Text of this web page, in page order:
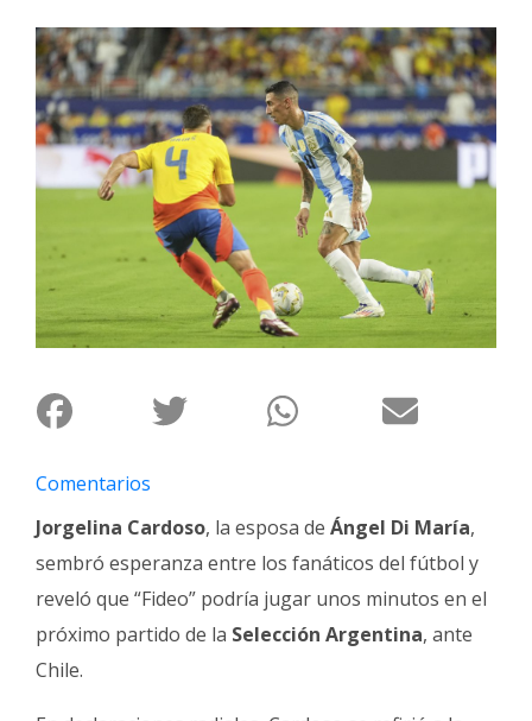
Salud
Interés
General
La
Ciudad
Arte
Espectáculos
Policiales
Cartelera
Familia
Clasificados
Comentarios
Jorgelina Cardoso, la esposa de Ángel Di María,
sembró esperanza entre los fanáticos del fútbol y
reveló que “Fideo” podría jugar unos minutos en el
próximo partido de la Selección Argentina, ante
Chile.